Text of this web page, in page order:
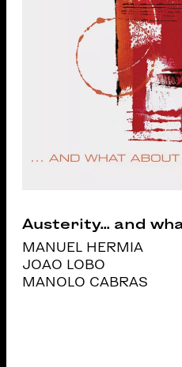
Austerity... and
MANUEL HERMIA
JOAO LOBO
MANOLO CABRAS